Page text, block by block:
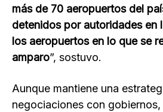
más de 70 aeropuertos del
detenidos por autoridades en
los aeropuertos en lo que se
amparo”, sostuvo.
Aunque mantiene una
negociaciones con